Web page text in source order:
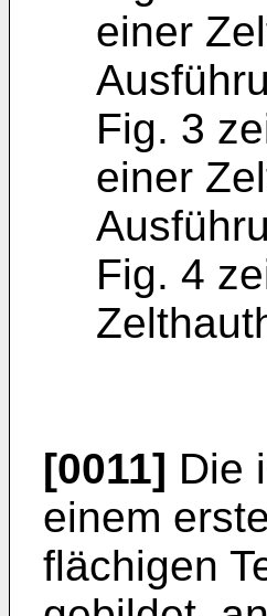
einer
Fig. 3
einer
Fig. 4
[0011] Die
einem
flächigen